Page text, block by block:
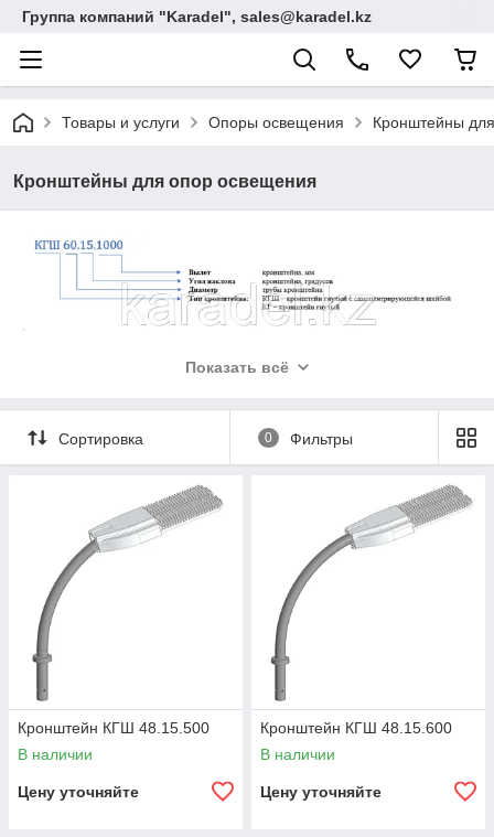
Группа компаний "Karadel", sales@karadel.kz
Товары и услуги Опоры освещения Кронштейны
Кронштейны для опор освещения
Показать всё
Сортировка 0 Фильтры
Кронштейн КГШ 48.15.500
В наличии
Цену уточняйте
Кронштейн КГШ 48.15.600
В наличии
Цену уточняйте